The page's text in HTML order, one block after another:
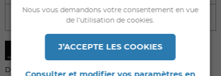
Caractéristiques techniques
DOCUMENTS À TÉLÉCHARGER
Nous vous demandons votre consentement en vue
de l’utilisation de cookies.
J’ACCEPTE LES COOKIES